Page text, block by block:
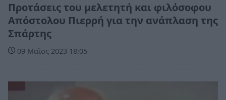
Προτάσεις του μελετητή και φιλόσοφου
Απόστολου Πιερρή για την ανάπλαση της
Σπάρτης
09 Μαϊος 2023 18:05